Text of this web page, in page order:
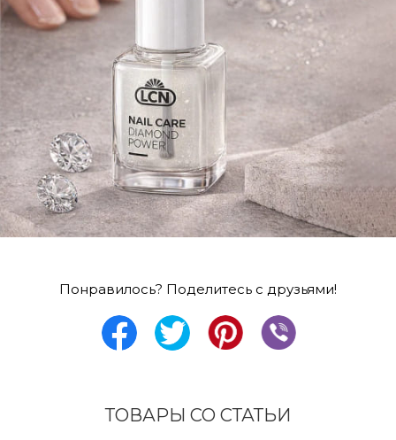
Понравилось? Поделитесь с друзьями!
ТОВАРЫ СО СТАТЬИ